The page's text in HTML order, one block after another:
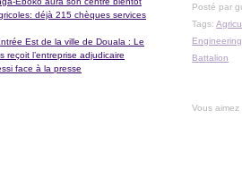
déjà 215 chèques services
Est de la ville de Douala : Le
reçoit l’entreprise adjudicaire
face à la presse
Posté par
Tags:
Battalion
Vous aimez